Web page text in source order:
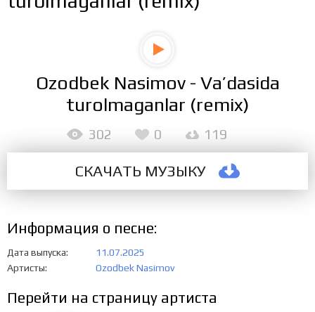
Ozodbek Nasimov - Va’dasida
turolmaganlar (remix)
СКАЧАТЬ МУЗЫКУ
302 0 119
Информация о песне:
Дата выпуска
11.07.2025
Артисты
Ozodbek Nasimov
Перейти на страницу артиста